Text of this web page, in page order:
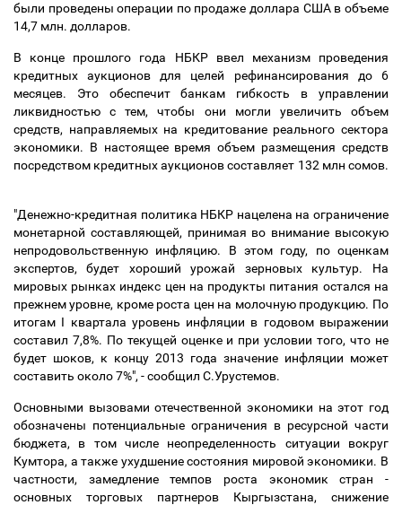
были проведены операции по продаже доллара США в объеме
14,7 млн. долларов.
В конце прошлого года НБКР ввел механизм проведения
кредитных аукционов для целей рефинансирования до 6
месяцев. Это обеспечит банкам гибкость в управлении
ликвидностью с тем, чтобы они могли увеличить объем
средств, направляемых на кредитование реального сектора
экономики. В настоящее время объем размещения средств
посредством кредитных аукционов составляет 132 млн сомов.
"Денежно-кредитная политика НБКР нацелена на ограничение
монетарной составляющей, принимая во внимание высокую
непродовольственную инфляцию. В этом году, по оценкам
экспертов, будет хороший урожай зерновых культур. На
мировых рынках индекс цен на продукты питания остался на
прежнем уровне, кроме роста цен на молочную продукцию. По
итогам I квартала уровень инфляции в годовом выражении
составил 7,8%. По текущей оценке и при условии того, что не
будет шоков, к концу 2013 года значение инфляции может
составить около 7%", - сообщил С.Урустемов.
Основными вызовами отечественной экономики на этот год
обозначены потенциальные ограничения в ресурсной части
бюджета, в том числе неопределенность ситуации вокруг
Кумтора, а также ухудшение состояния мировой экономики. В
частности, замедление темпов роста экономик стран -
основных торговых партнеров Кыргызстана, снижение